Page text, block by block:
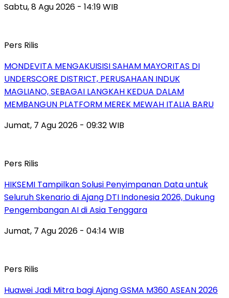
Sabtu, 8 Agu 2026 - 14:19 WIB
Pers Rilis
MONDEVITA MENGAKUISISI SAHAM MAYORITAS DI
UNDERSCORE DISTRICT, PERUSAHAAN INDUK
MAGLIANO, SEBAGAI LANGKAH KEDUA DALAM
MEMBANGUN PLATFORM MEREK MEWAH ITALIA BARU
Jumat, 7 Agu 2026 - 09:32 WIB
Pers Rilis
HIKSEMI Tampilkan Solusi Penyimpanan Data untuk
Seluruh Skenario di Ajang DTI Indonesia 2026, Dukung
Pengembangan AI di Asia Tenggara
Jumat, 7 Agu 2026 - 04:14 WIB
Pers Rilis
Huawei Jadi Mitra bagi Ajang GSMA M360 ASEAN 2026